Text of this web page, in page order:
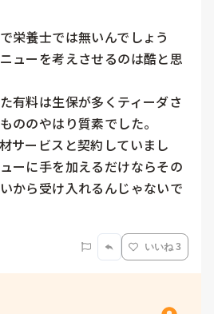
栄養士では無いんでしょう
ューを考えさせるのは酷と思
有料は生保が多くティーダさ
ののやはり質素でした。
サービスと契約していまし
ーに手を加えるだけならその
から受け入れるんじゃないで
いいね 3